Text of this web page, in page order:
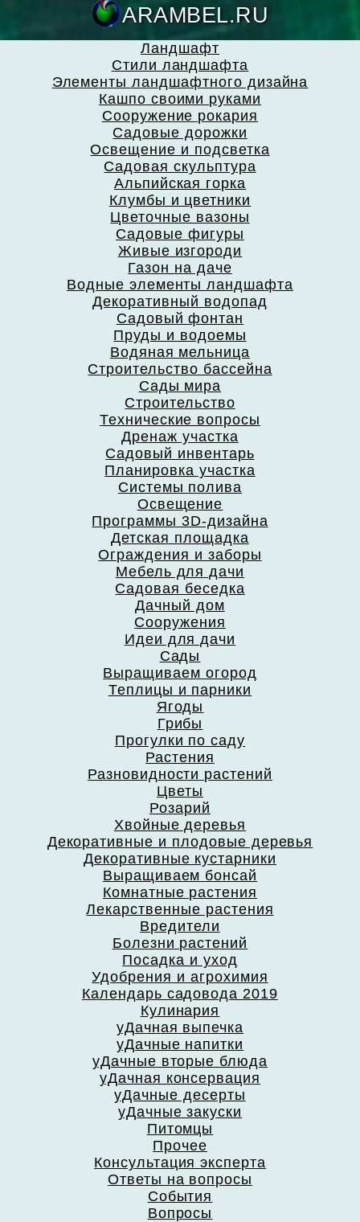
Ландшафт
Стили ландшафта
Элементы ландшафтного дизайна
Кашпо своими руками
Сооружение рокария
Садовые дорожки
Освещение и подсветка
Садовая скульптура
Альпийская горка
Клумбы и цветники
Цветочные вазоны
Садовые фигуры
Живые изгороди
Газон на даче
Водные элементы ландшафта
Декоративный водопад
Садовый фонтан
Пруды и водоемы
Водяная мельница
Строительство бассейна
Сады мира
Строительство
Технические вопросы
Дренаж участка
Садовый инвентарь
Планировка участка
Системы полива
Освещение
Программы 3D-дизайна
Детская площадка
Ограждения и заборы
Мебель для дачи
Садовая беседка
Дачный дом
Сооружения
Идеи для дачи
Сады
Выращиваем огород
Теплицы и парники
Ягоды
Грибы
Прогулки по саду
Растения
Разновидности растений
Цветы
Розарий
Хвойные деревья
Декоративные и плодовые деревья
Декоративные кустарники
Выращиваем бонсай
Комнатные растения
Лекарственные растения
Вредители
Болезни растений
Посадка и уход
Удобрения и агрохимия
Календарь садовода 2019
Кулинария
уДачная выпечка
уДачные напитки
уДачные вторые блюда
уДачная консервация
уДачные десерты
уДачные закуски
Питомцы
Прочее
Консультация эксперта
Ответы на вопросы
События
Вопросы